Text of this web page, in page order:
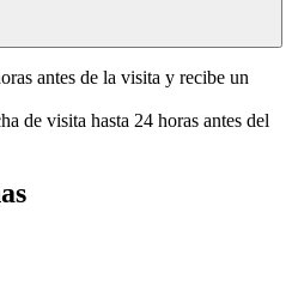
antes de la visita y recibe un
de visita hasta 24 horas antes del